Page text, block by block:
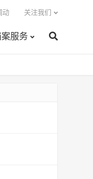
服务
动 关注我们